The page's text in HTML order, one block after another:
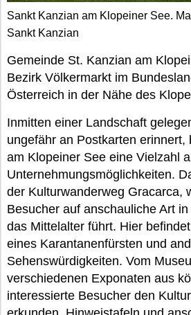
Sankt Kanzian am Klopeiner See.
Sankt Kanzian
Gemeinde St. Kanzian am
Bezirk Völkermarkt im
Österreich in der Nähe des
Inmitten einer Landschaft
ungefähr an Postkarten erinnert,
am Klopeiner See eine Vielzahl
Unternehmungsmöglichkeiten.
der Kulturwanderweg Gracarca,
Besucher auf anschauliche Art
das Mittelalter führt. Hier
eines Karantanenfürsten und
Sehenswürdigkeiten. Vom
verschiedenen Exponaten aus
interessierte Besucher den